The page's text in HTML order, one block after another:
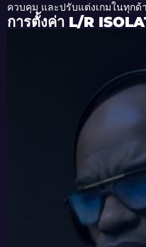
ควบคุม และปรับแต่งเกมในทุกด้
การตั้งค่า L/R